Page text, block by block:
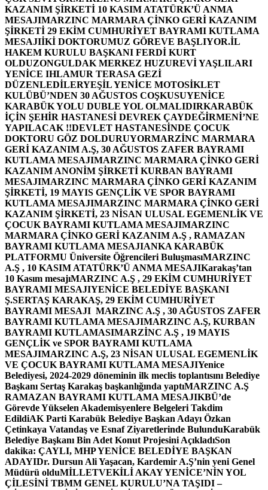
KAZANIM ŞİRKETİ 10 KASIM ATATÜRK’Ü ANMA
MESAJIMARZINC MARMARA ÇİNKO GERİ KAZANIM
ŞİRKETİ 29 EKİM CUMHURİYET BAYRAMI KUTLAMA
MESAJIİKİ DOKTORUMUZ GÖREVE BAŞLIYOR.İL
HAKEM KURULU BAŞKANI FERDİ KURT
OLDUZONGULDAK MERKEZ HUZUREVİ YAŞLILARI
YENİCE IHLAMUR TERASA GEZİ
DÜZENLEDİLERYEŞİL YENİCE MOTOSİKLET
KULÜBÜ’NDEN 30 AĞUSTOS COŞKUSUYENİCE
KARABÜK YOLU DUBLE YOL OLMALIDIRKARABÜK
İÇİN ŞEHİR HASTANESİ DEVREK ÇAYDEĞİRMENİ’NE
YAPILACAK !!DEVLET HASTANESİNDE ÇOCUK
DOKTORU GÖZ DOLDURUYORMARZİNC MARMARA
GERİ KAZANIM A.Ş, 30 AĞUSTOS ZAFER BAYRAMI
KUTLAMA MESAJIMARZINC MARMARA ÇİNKO GERİ
KAZANIM ANONİM ŞİRKETİ KURBAN BAYRAMI
MESAJIMARZINC MARMARA ÇİNKO GERİ KAZANIM
ŞİRKETİ, 19 MAYIS GENÇLİK VE SPOR BAYRAMI
KUTLAMA MESAJIMARZINC MARMARA ÇİNKO GERİ
KAZANIM ŞİRKETİ, 23 NİSAN ULUSAL EGEMENLİK VE
ÇOCUK BAYRAMI KUTLAMA MESAJIMARZINC
MARMARA ÇİNKO GERİ KAZANIM A.Ş , RAMAZAN
BAYRAMI KUTLAMA MESAJIANKA KARABÜK
PLATFORMU Üniversite Öğrencileri BuluşmasıMARZINC
A.Ş , 10 KASIM ATATÜRK’Ü ANMA MESAJIKarakaş’tan
10 Kasım mesajıMARZINC A.Ş , 29 EKİM CUMHURİYET
BAYRAMI MESAJIYENİCE BELEDİYE BAŞKANI
Ş.SERTAŞ KARAKAŞ, 29 EKİM CUMHURİYET
BAYRAMI MESAJI MARZINC A.Ş , 30 AĞUSTOS ZAFER
BAYRAMI KUTLAMA MESAJIMARZINC A.Ş, KURBAN
BAYRAMI KUTLAMASIMARZİNC A.Ş , 19 MAYIS
GENÇLİK ve SPOR BAYRAMI KUTLAMA
MESAJIMARZINC A.Ş, 23 NİSAN ULUSAL EGEMENLİK
VE ÇOCUK BAYRAMI KUTLAMA MESAJIYenice
Belediyesi, 2024-2029 döneminin ilk meclis toplantısını Belediye
Başkanı Sertaş Karakaş başkanlığında yaptıMARZINC A.Ş
RAMAZAN BAYRAMI KUTLAMA MESAJIKBÜ’de
Görevde Yükselen Akademisyenlere Belgeleri Takdim
EdildiAK Parti Karabük Belediye Başkan Adayı Özkan
Çetinkaya Vatandaş ve Esnaf Ziyaretlerinde BulunduKarabük
Belediye Başkanı Bin Adet Konut Projesini AçıkladıSon
dakika: ÇAYLI, MHP YENİCE BELEDİYE BAŞKAN
ADAYIDr. Dursun Ali Yaşacan, Kardemir A.Ş’nin yeni Genel
Müdürü olduMİLLETVEKİLİ AKAY YENİCE’NİN YOL
ÇİLESİNİ TBMM GENEL KURULU’NA TAŞIDI –